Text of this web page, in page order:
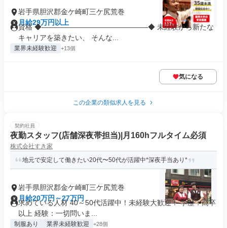
岩手県胆沢郡金ケ崎町三ケ尻荒巻
月給29万円以上
資格 ◆―――――――――――――――◆ 未経験から新たな
キャリアを築きたい、 そんな...
業界未経験歓迎 +13個
気になる
この企業の類似求人を見る
契約社員
夜勤スタッフ(店舗深夜帯担当)|月160hフルタイム必須
株式会社すき家
地元で安定して働きたい20代〜50代が活躍中*深夜手当あり*
岩手県胆沢郡金ケ崎町三ケ尻荒巻
月給20万円～27万円
求めている人材 40～50代活躍中！未経験大歓迎！ 学歴：高卒
以上 経験：一切問いま...
制服あり 業界未経験歓迎 +28個